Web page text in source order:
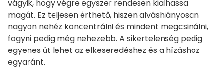
vágyik, hogy végre egyszer rendesen kialhassa
magát. Ez teljesen érthető, hiszen alváshiányosan
nagyon nehéz koncentrálni és mindent megcsinálni,
fogyni pedig még nehezebb. A sikertelenség pedig
egyenes út lehet az elkeseredéshez és a hízáshoz
egyaránt.